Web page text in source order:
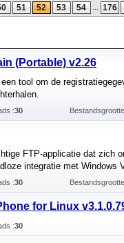
51 52 53 54 ... 176
(Portable) v2.26
tool om de
:30
FTP-applicatie dat zich
integratie met Windows
:30
for Linux
:30